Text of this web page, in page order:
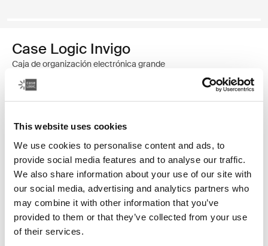
This website uses cookies
We use cookies to personalise content and ads, to
provide social media features and to analyse our traffic.
We also share information about your use of our site with
our social media, advertising and analytics partners who
may combine it with other information that you’ve
provided to them or that they’ve collected from your use
of their services.
Case Logic Invigo
Caja de organización electrónica grande
Case Logic Invigo electronic case large Negro (selected)
El estuche para dispositivos electrónicos Invigo de